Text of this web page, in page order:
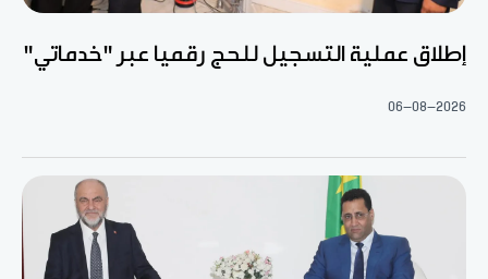
إطلاق عملية التسجيل للحج رقميا عبر "خدماتي"
06-08-2026